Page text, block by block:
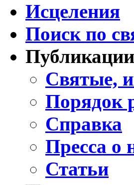
Исцеления
Поиск по
Публикации
Святые,
Порядок
Справка
Пресса о
Статьи